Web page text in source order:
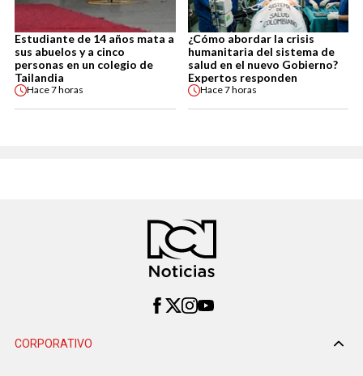
Estudiante de 14 años mata a
sus abuelos y a cinco
personas en un colegio de
Tailandia
Hace7 horas
¿Cómo abordar la crisis
humanitaria del sistema de
salud en el nuevo Gobierno?
Expertos responden
Hace7 horas
CORPORATIVO